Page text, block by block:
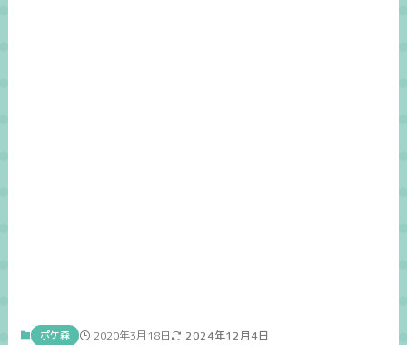
ポケ森 2020年3月18日 2024年12月4日